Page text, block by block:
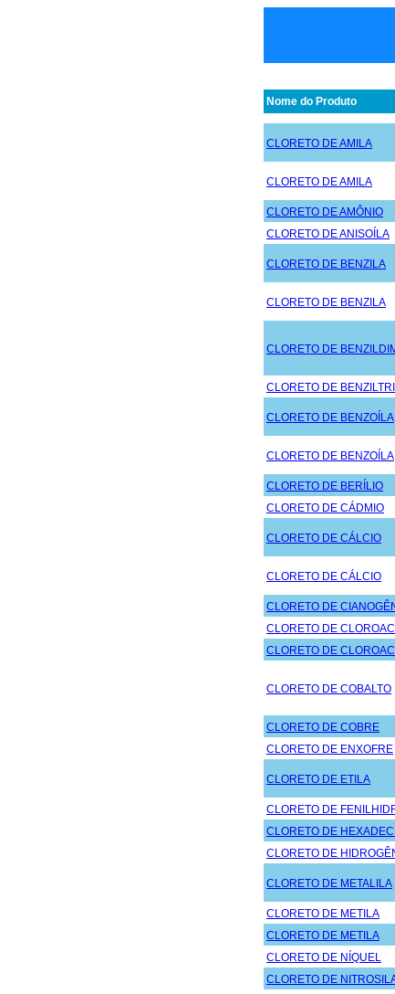
Nome do Produto
CLORETO DE AMILA
CLORETO DE AMILA
CLORETO DE AMÔNIO
CLORETO DE ANISOÍLA
CLORETO DE BENZILA
CLORETO DE BENZILA
CLORETO DE
CLORETO DE
CLORETO DE BENZOÍLA
CLORETO DE BENZOÍLA
CLORETO DE BERÍLIO
CLORETO DE CÁDMIO
CLORETO DE CÁLCIO
CLORETO DE CÁLCIO
CLORETO DE
CLORETO DE
CLORETO DE
CLORETO DE COBALTO
CLORETO DE COBRE
CLORETO DE ENXOFRE
CLORETO DE ETILA
CLORETO DE
CLORETO DE
CLORETO DE
CLORETO DE METALILA
CLORETO DE METILA
CLORETO DE METILA
CLORETO DE NÍQUEL
CLORETO DE